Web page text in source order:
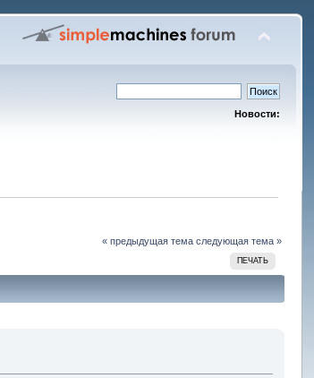
Новости:
« предыдущая тема следующая тема »
ПЕЧАТЬ